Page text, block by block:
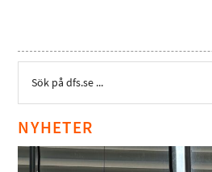
NYHETER